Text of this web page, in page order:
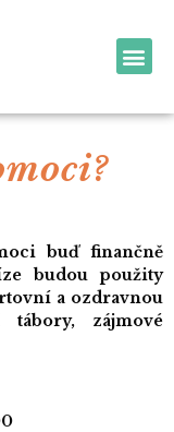
buď finančně
budou použity
a ozdravnou
zájmové